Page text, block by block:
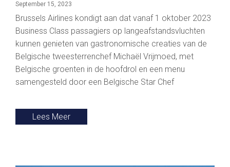
September 15, 2023
Brussels Airlines kondigt aan dat vanaf 1 oktober 2023
Business Class passagiers op langeafstandsvluchten
kunnen genieten van gastronomische creaties van de
Belgische tweesterrenchef Michaël Vrijmoed, met
Belgische groenten in de hoofdrol en een menu
samengesteld door een Belgische Star Chef
Lees Meer